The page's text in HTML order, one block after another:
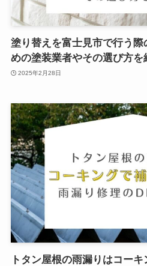
塗り替えを富士見市で行う
めの塗装業者やその選び方を
2025年2月28日
トタン屋根の雨漏りはコー